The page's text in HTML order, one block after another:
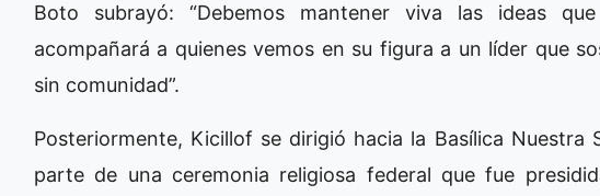
Boto subrayó: “Debemos mantener viva las ideas
acompañará a quienes vemos en su figura a un líder que
sin comunidad”.
Posteriormente, Kicillof se dirigió hacia la Basílica Nuestra
parte de una ceremonia religiosa federal que fue